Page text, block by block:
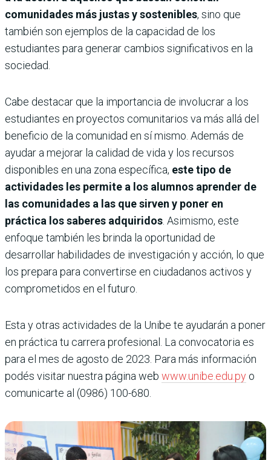
comunidades más justas y sostenibles, sino que
también son ejemplos de la capacidad de los
estudiantes para generar cambios significativos en la
sociedad.
Cabe destacar que la importancia de involucrar a los
estudiantes en proyectos comunitarios va más allá del
beneficio de la comunidad en sí mismo. Además de
ayudar a mejorar la calidad de vida y los recursos
disponibles en una zona específica, este tipo de
actividades les permite a los alumnos aprender de
las comunidades a las que sirven y poner en
práctica los saberes adquiridos . Asimismo, este
enfoque también les brinda la oportunidad de
desarrollar habilidades de investigación y acción, lo que
los prepara para convertirse en ciudadanos activos y
comprometidos en el futuro.
Esta y otras actividades de la Unibe te ayudarán a poner
en práctica tu carrera profesional. La convocatoria es
para el mes de agosto de 2023. Para más información
podés visitar nuestra página web www.unibe.edu.py o
comunicarte al (0986) 100-680.